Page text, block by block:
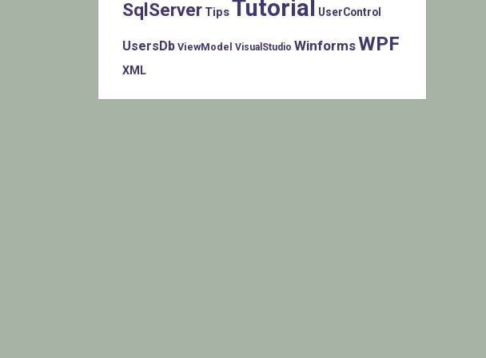
SqlServer TipsTutorial UserControl
UsersDb ViewModel VisualStudio WinformsWPF
XML